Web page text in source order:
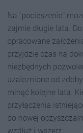
Na "pocieszenie"
zajmie długie lata.
opracowane
przyjdzie czas na
niezbędnych
uzależnione od
minąć kolejne lata.
przyłączenia
do nowej
wzdłuż i wszerz.